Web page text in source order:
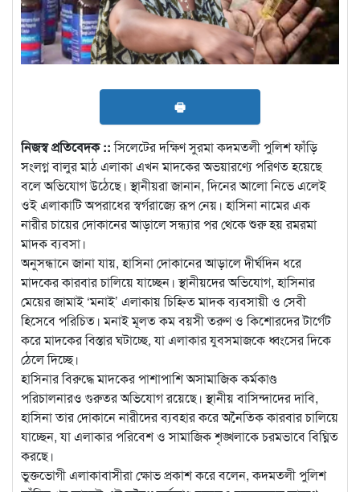
🖶
নিজস্ব প্রতিবেদক ::সিলেটের দক্ষিণ সুরমা কদমতলী পুলিশ ফাঁড়ি
সংলগ্ন বালুর মাঠ এলাকা এখন মাদকের অভয়ারণ্যে পরিণত হয়েছে
বলে অভিযোগ উঠেছে। স্থানীয়রা জানান, দিনের আলো নিভে এলেই
ওই এলাকাটি অপরাধের স্বর্গরাজ্যে রূপ নেয়। হাসিনা নামের এক
নারীর চায়ের দোকানের আড়ালে সন্ধ্যার পর থেকে শুরু হয় রমরমা
মাদক ব্যবসা।
অনুসন্ধানে জানা যায়, হাসিনা দোকানের আড়ালে দীর্ঘদিন ধরে
মাদকের কারবার চালিয়ে যাচ্ছেন। স্থানীয়দের অভিযোগ, হাসিনার
মেয়ের জামাই ‘মনাই’ এলাকায় চিহ্নিত মাদক ব্যবসায়ী ও সেবী
হিসেবে পরিচিত। মনাই মূলত কম বয়সী তরুণ ও কিশোরদের টার্গেট
করে মাদকের বিস্তার ঘটাচ্ছে, যা এলাকার যুবসমাজকে ধ্বংসের দিকে
ঠেলে দিচ্ছে।
হাসিনার বিরুদ্ধে মাদকের পাশাপাশি অসামাজিক কর্মকাণ্ড
পরিচালনারও গুরুতর অভিযোগ রয়েছে। স্থানীয় বাসিন্দাদের দাবি,
হাসিনা তার দোকানে নারীদের ব্যবহার করে অনৈতিক কারবার চালিয়ে
যাচ্ছেন, যা এলাকার পরিবেশ ও সামাজিক শৃঙ্খলাকে চরমভাবে বিঘ্নিত
করছে।
ভুক্তভোগী এলাকাবাসীরা ক্ষোভ প্রকাশ করে বলেন, কদমতলী পুলিশ